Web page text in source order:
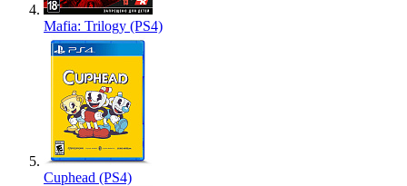
Mafia: Trilogy (PS4)
Cuphead (PS4)